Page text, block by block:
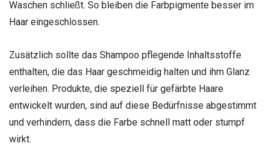
Waschen schließt. So bleiben die Farbpigmente besser im
Haar eingeschlossen.
Zusätzlich sollte das Shampoo pflegende Inhaltsstoffe
enthalten, die das Haar geschmeidig halten und ihm Glanz
verleihen. Produkte, die speziell für gefärbte Haare
entwickelt wurden, sind auf diese Bedürfnisse abgestimmt
und verhindern, dass die Farbe schnell matt oder stumpf
wirkt.